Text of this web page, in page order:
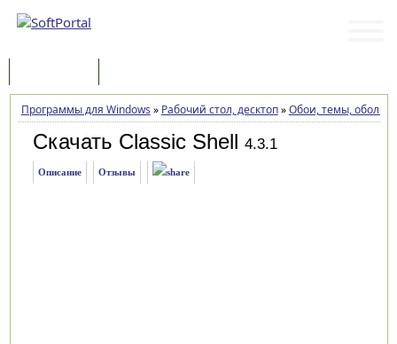
Программы для Windows » Рабочий стол, десктоп»Обои, темы,
Скачать Classic Shell 4.3.1
Описание Отзывы